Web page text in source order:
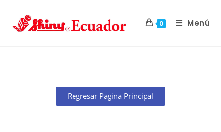
0 Menú
Regresar Pagina Principal